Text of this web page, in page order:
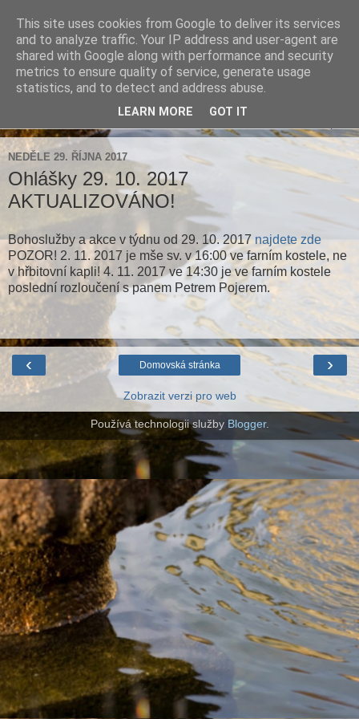
Farnost Brtnice
Aktuální informace pro farnosti Střížov a Brtnice
NEDĚLE 29. ŘÍJNA 2017
Ohlášky 29. 10. 2017
AKTUALIZOVÁNO!
Bohoslužby a akce v týdnu od 29. 10. 2017najdete zde
POZOR! 2. 11. 2017 je mše sv. v 16:00 ve farním kostele, ne
v hřbitovní kapli! 4. 11. 2017 ve 14:30 je ve farním kostele
poslední rozloučení s panem Petrem Pojerem.
‹ ›
Domovská stránka
Zobrazit verzi pro web
Používá technologii služby Blogger.
This site uses cookies from Google to deliver its services
and to analyze traffic. Your IP address and user-agent are
shared with Google along with performance and security
metrics to ensure quality of service, generate usage
statistics, and to detect and address abuse.
LEARN MORE GOT IT